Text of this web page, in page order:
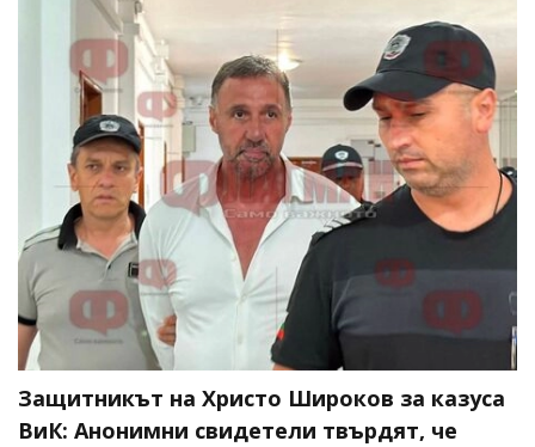
Защитникът на Христо Широков за казуса
ВиК: Анонимни свидетели твърдят, че